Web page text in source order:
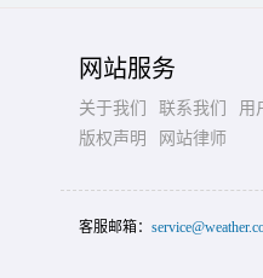
网站服务
关于我们 联系我们
用
版权声明
网站律师
客服邮箱：